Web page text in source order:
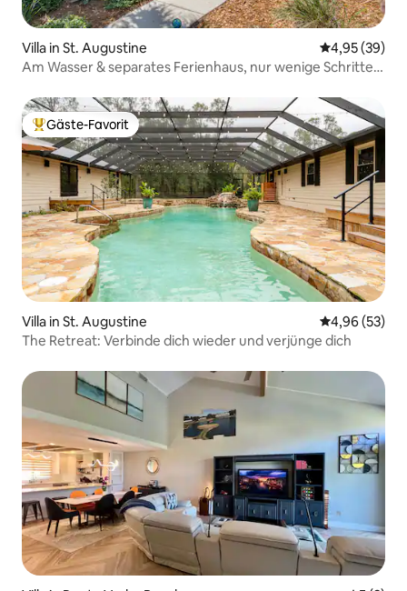
Villa in St. Augustine
4,95 (39)
Am Wasser & separates Ferienhaus, nur wenige Schritte
Beliebter Gäste-Favorit.
Gäste-Favorit
Villa in St. Augustine
4,96 (53)
The Retreat: Verbinde dich wieder und verjünge dich